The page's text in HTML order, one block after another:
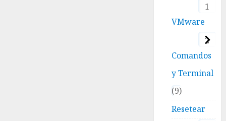
1
VMware
2
Comandos
y Terminal
9
Resetear